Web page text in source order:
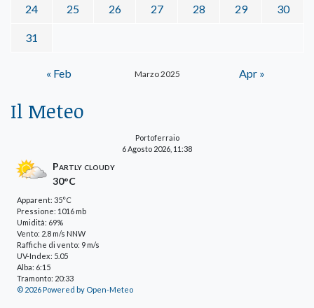
Marzo 2025
24 25 26 27 28 29 30
31
« Feb Apr »
Il Meteo
Portoferraio
6 Agosto 2026, 11:38
Partly cloudy
30°C
Apparent: 35°C
Pressione: 1016 mb
Umidità: 69%
Vento: 2.8 m/s NNW
Raffiche di vento: 9 m/s
UV-Index: 5.05
Alba: 6:15
Tramonto: 20:33
© 2026 Powered by Open-Meteo